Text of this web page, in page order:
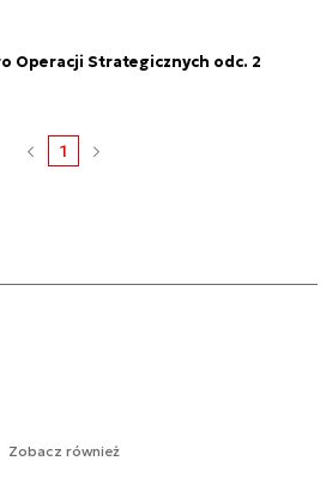
Operacji Strategicznych odc. 2
1
Zobacz również